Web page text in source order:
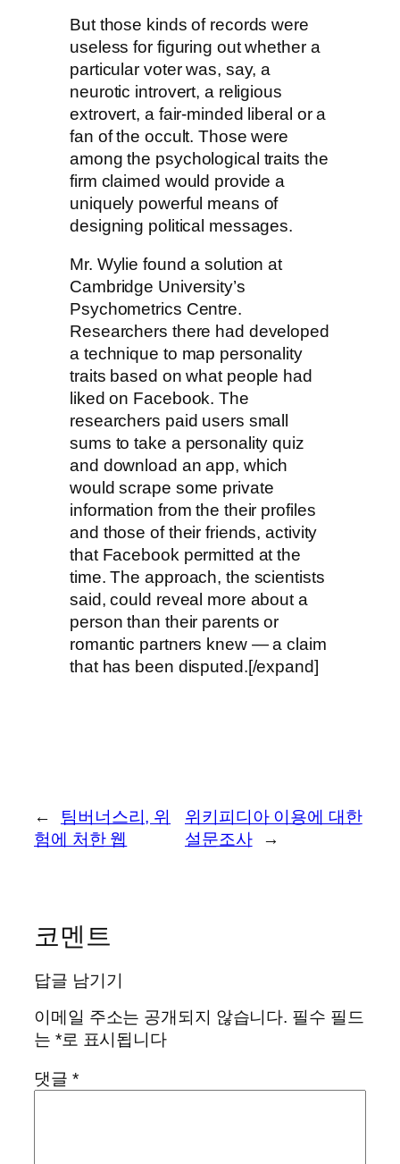
But those kinds of records were
useless for figuring out whether a
particular voter was, say, a
neurotic introvert, a religious
extrovert, a fair-minded liberal or a
fan of the occult. Those were
among the psychological traits the
firm claimed would provide a
uniquely powerful means of
designing political messages.
Mr. Wylie found a solution at
Cambridge University’s
Psychometrics Centre.
Researchers there had developed
a technique to map personality
traits based on what people had
liked on Facebook. The
researchers paid users small
sums to take a personality quiz
and download an app, which
would scrape some private
information from the their profiles
and those of their friends, activity
that Facebook permitted at the
time. The approach, the scientists
said, could reveal more about a
person than their parents or
romantic partners knew — a claim
that has been disputed.[/expand]
←
팀버너스리, 위
험에 처한 웹
위키피디아 이용에 대한
설문조사
→
코멘트
답글 남기기
이메일 주소는 공개되지 않습니다. 필수 필드
는 *로 표시됩니다
댓글 *